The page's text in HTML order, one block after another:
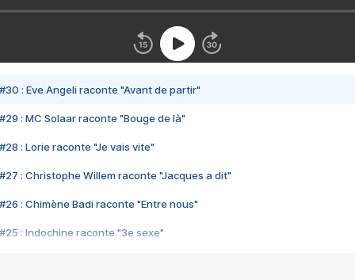
#30 : Eve Angeli raconte "Avant de partir"
#29 : MC Solaar raconte "Bouge de là"
#28 : Lorie raconte "Je vais vite"
#27 : Christophe Willem raconte "Jacques a dit"
#26 : Chimène Badi raconte "Entre nous"
#25 : Indochine raconte "3e sexe"